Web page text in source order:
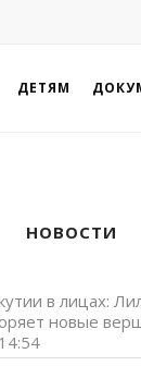
ДЕТЯМ
НОВОСТИ
в лицах:
новые